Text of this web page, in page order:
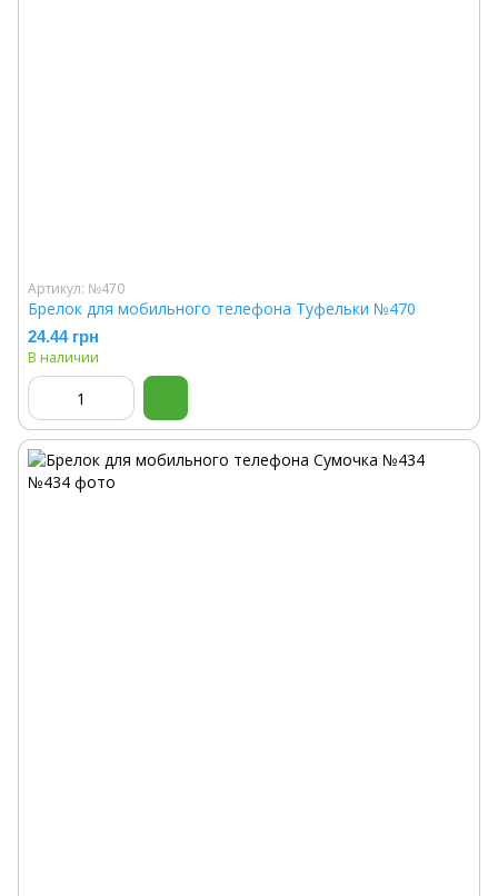
Артикул: №470
Брелок для мобильного телефона Туфельки №470
24.44 грн
В наличии